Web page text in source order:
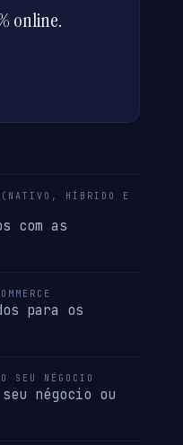
online.
(NATIVO, HÍBRIDO E
com as
para os
SEU NÉGOCIO
négocio ou